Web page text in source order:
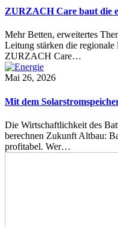
ZURZACH Care baut die
Mehr Betten, erweitertes
Leitung stärken die
ZURZACH Care…
Mai 26, 2026
Mit dem
Die Wirtschaftlichkeit des
berechnen Zukunft Altbau:
profitabel. Wer…